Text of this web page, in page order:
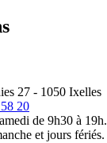
27 - 1050 Ixelles
20
de 9h30 à 19h.
et jours fériés.